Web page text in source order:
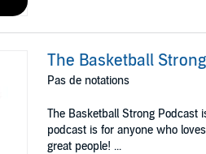
The Basketball
Pas de notations
The Basketball Strong Podcast
podcast is for anyone who
great people! ...